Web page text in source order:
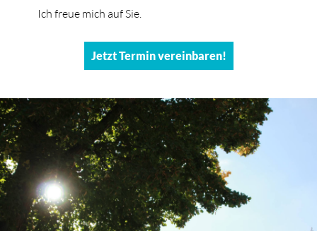
Ich freue mich auf Sie.
Jetzt Termin vereinbaren!